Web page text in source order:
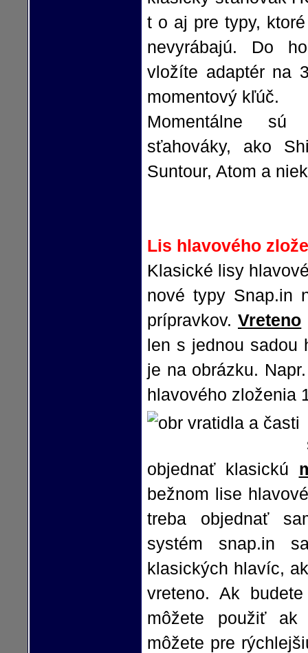
t o aj pre typy,
nevyrábajú. Do
vložíte adaptér na
momentový kľúč.
Momentálne sú
sťahováky, ako
Suntour, Atom a
Lis hlavového
Klasické lisy
nové typy Snap.in
prípravkov.Vreteno
len s jednou
je na obrázku.
hlavového zloženia
objednať klasickú
bežnom lise
treba objednať
systém snap.in
klasických hlavíc,
vreteno. Ak
môžete použiť ak
môžete pre